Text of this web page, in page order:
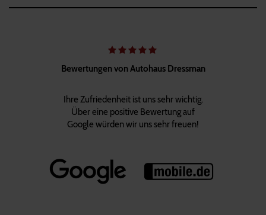
Bewertungen von Autohaus Dressman
Ihre Zufriedenheit ist uns sehr wichtig.
Über eine positive Bewertung auf
Google würden wir uns sehr freuen!